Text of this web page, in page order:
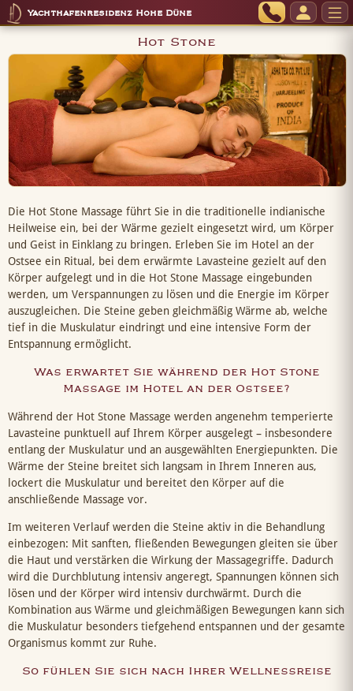
Yachthafenresidenz Hohe Düne
Hot Stone
Die Hot Stone Massage führt Sie in die traditionelle indianische
Heilweise ein, bei der Wärme gezielt eingesetzt wird, um Körper
und Geist in Einklang zu bringen. Erleben Sie im Hotel an der
Ostsee ein Ritual, bei dem erwärmte Lavasteine gezielt auf den
Körper aufgelegt und in die Hot Stone Massage eingebunden
werden, um Verspannungen zu lösen und die Energie im Körper
auszugleichen. Die Steine geben gleichmäßig Wärme ab, welche
tief in die Muskulatur eindringt und eine intensive Form der
Entspannung ermöglicht.
Was erwartet Sie während der Hot Stone
Massage im Hotel an der Ostsee?
Während der Hot Stone Massage werden angenehm temperierte
Lavasteine punktuell auf Ihrem Körper ausgelegt – insbesondere
entlang der Muskulatur und an ausgewählten Energiepunkten. Die
Wärme der Steine breitet sich langsam in Ihrem Inneren aus,
lockert die Muskulatur und bereitet den Körper auf die
anschließende Massage vor.
Im weiteren Verlauf werden die Steine aktiv in die Behandlung
einbezogen: Mit sanften, fließenden Bewegungen gleiten sie über
die Haut und verstärken die Wirkung der Massagegriffe. Dadurch
wird die Durchblutung intensiv angeregt, Spannungen können sich
lösen und der Körper wird intensiv durchwärmt. Durch die
Kombination aus Wärme und gleichmäßigen Bewegungen kann sich
die Muskulatur besonders tiefgehend entspannen und der gesamte
Organismus kommt zur Ruhe.
So fühlen Sie sich nach Ihrer Wellnessreise